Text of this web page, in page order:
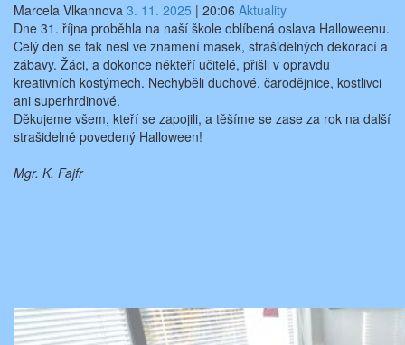
Marcela Vlkannova 3. 11. 2025 | 20:06 Aktuality
Dne 31. října proběhla na naší škole oblíbená oslava Halloweenu.
Celý den se tak nesl ve znamení masek, strašidelných dekorací a
zábavy. Žáci, a dokonce někteří učitelé, přišli v opravdu
kreativních kostýmech. Nechyběli duchové, čarodějnice, kostlivci
ani superhrdinové.
Děkujeme všem, kteří se zapojili, a těšíme se zase za rok na další
strašidelně povedený Halloween!
Mgr. K. Fajfr